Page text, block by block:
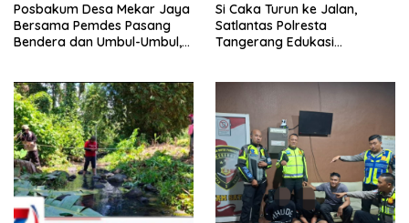
Posbakum Desa Mekar Jaya
Bersama Pemdes Pasang
Bendera dan Umbul-Umbul,
Kebangsaan
Si Caka Turun ke Jalan,
Satlantas Polresta
Tangerang Edukasi